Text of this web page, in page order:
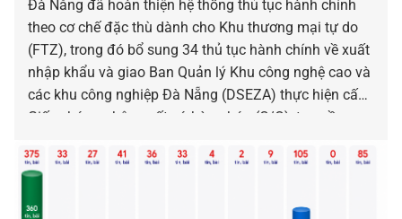
Đà Nẵng đã hoàn thiện hệ thống thủ tục hành chính
theo cơ chế đặc thù dành cho Khu thương mại tự do
(FTZ), trong đó bổ sung 34 thủ tục hành chính về xuất
nhập khẩu và giao Ban Quản lý Khu công nghệ cao và
các khu công nghiệp Đà Nẵng (DSEZA) thực hiện cấp
Giấy chứng nhận xuất xứ hàng hóa (C/O), tạo nền
quả thu hút đầu tư và phát triển thương mại quốc tế.